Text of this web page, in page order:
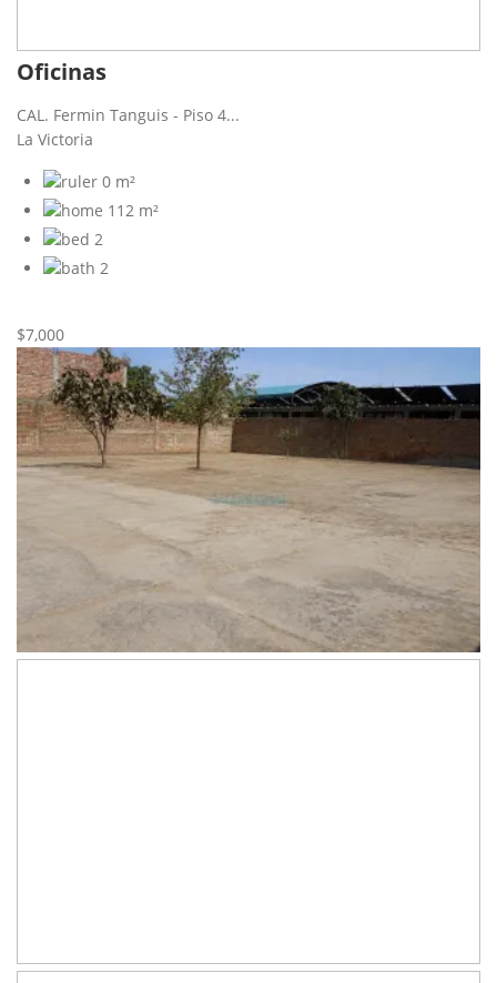
Oficinas
CAL. Fermin Tanguis - Piso 4...
La Victoria
0 m²
112 m²
2
2
$7,000